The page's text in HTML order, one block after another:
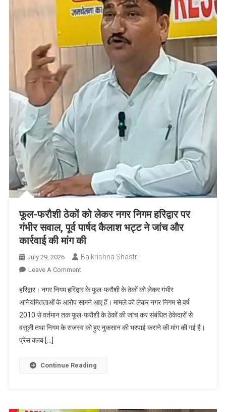
फूल-फरौशी ठेकों को लेकर नगर निगम हरिद्वार पर
गंभीर सवाल, पूर्व पार्षद कैलाश भट्ट ने जांच और
कार्रवाई की मांग की
July 29, 2026 Balkrishna Shastri
Leave A CommentOn
फरौशी
ठेकों
को
लेकर
हरिद्वार
पूर्व
हरिद्वार। नगर निगम हरिद्वार के फूल-फरौशी के ठेकों को लेकर गंभीर
अनियमितताओं के आरोप सामने आए हैं। मामले को लेकर नगर निगम से वर्ष
2010 से वर्तमान तक फूल-फरौशी के ठेकों की जांच कर संबंधित ठेकेदारों से
वसूली तथा निगम के राजस्व को हुए नुकसान की भरपाई कराने की मांग की गई है।
प्रेस क्लब […]
Continue Reading